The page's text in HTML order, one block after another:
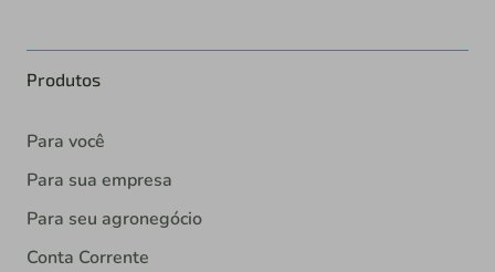
Produtos
Para você
Para sua empresa
Para seu agronegócio
Conta Corrente